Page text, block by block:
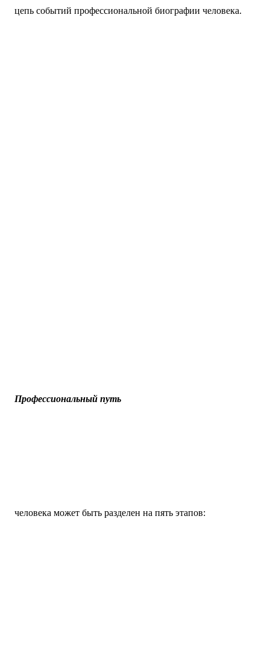
цепь событий профессиональной биографии человека.
Профессиональный путь
человека может быть разделен на пять этапов: